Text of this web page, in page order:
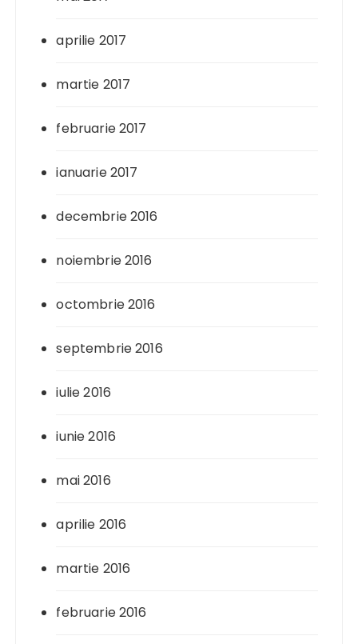
aprilie 2017
martie 2017
februarie 2017
ianuarie 2017
decembrie 2016
noiembrie 2016
octombrie 2016
septembrie 2016
iulie 2016
iunie 2016
mai 2016
aprilie 2016
martie 2016
februarie 2016